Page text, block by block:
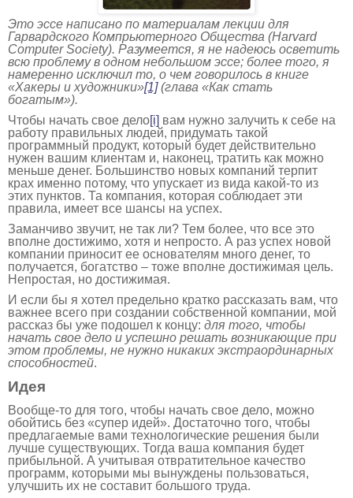
Это эссе написано по материалам лекции для
Гарвардского Компрьютерного Общества (Harvard
Computer Society). Разумеется, я не надеюсь осветить
всю проблему в одном небольшом эссе; более того, я
намеренно исключил то, о чем говорилось в книге
«Хакеры и художники»[1](глава «Как стать
богатым»).
Чтобы начать свое дело[i] вам нужно залучить к себе на
работу правильных людей, придумать такой
программный продукт, который будет действительно
нужен вашим клиентам и, наконец, тратить как можно
меньше денег. Большинство новых компаний терпит
крах именно потому, что упускает из вида какой-то из
этих пунктов. Та компания, которая соблюдает эти
правила, имеет все шансы на успех.
Заманчиво звучит, не так ли? Тем более, что все это
вполне достижимо, хотя и непросто. А раз успех новой
компании приносит ее основателям много денег, то
получается, богатство – тоже вполне достижимая цель.
Непростая, но достижимая.
И если бы я хотел предельно кратко рассказать вам, что
важнее всего при создании собственной компании, мой
рассказ бы уже подошел к концу: для того, чтобы
начать свое дело и успешно решать возникающие при
этом проблемы, не нужно никаких экстраординарных
способностей.
Идея
Вообще-то для того, чтобы начать свое дело, можно
обойтись без «супер идей». Достаточно того, чтобы
предлагаемые вами технологические решения были
лучше существующих. Тогда ваша компания будет
прибыльной. А учитывая отвратительное качество
программ, которыми мы вынуждены пользоваться,
улучшить их не составит большого труда.